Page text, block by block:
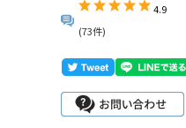
4.9
(73件)